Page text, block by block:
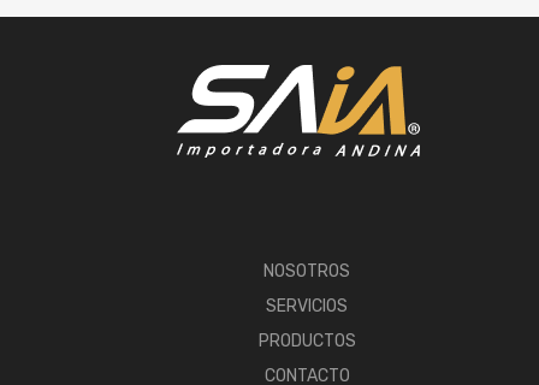
NOSOTROS
SERVICIOS
PRODUCTOS
CONTACTO